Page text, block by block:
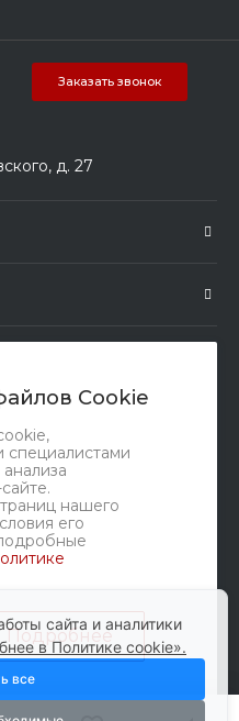
Cookie
нашего
его
Подробнее
Заказать звонок
д. 27
сайта и аналитики
в Политике cookie».
все